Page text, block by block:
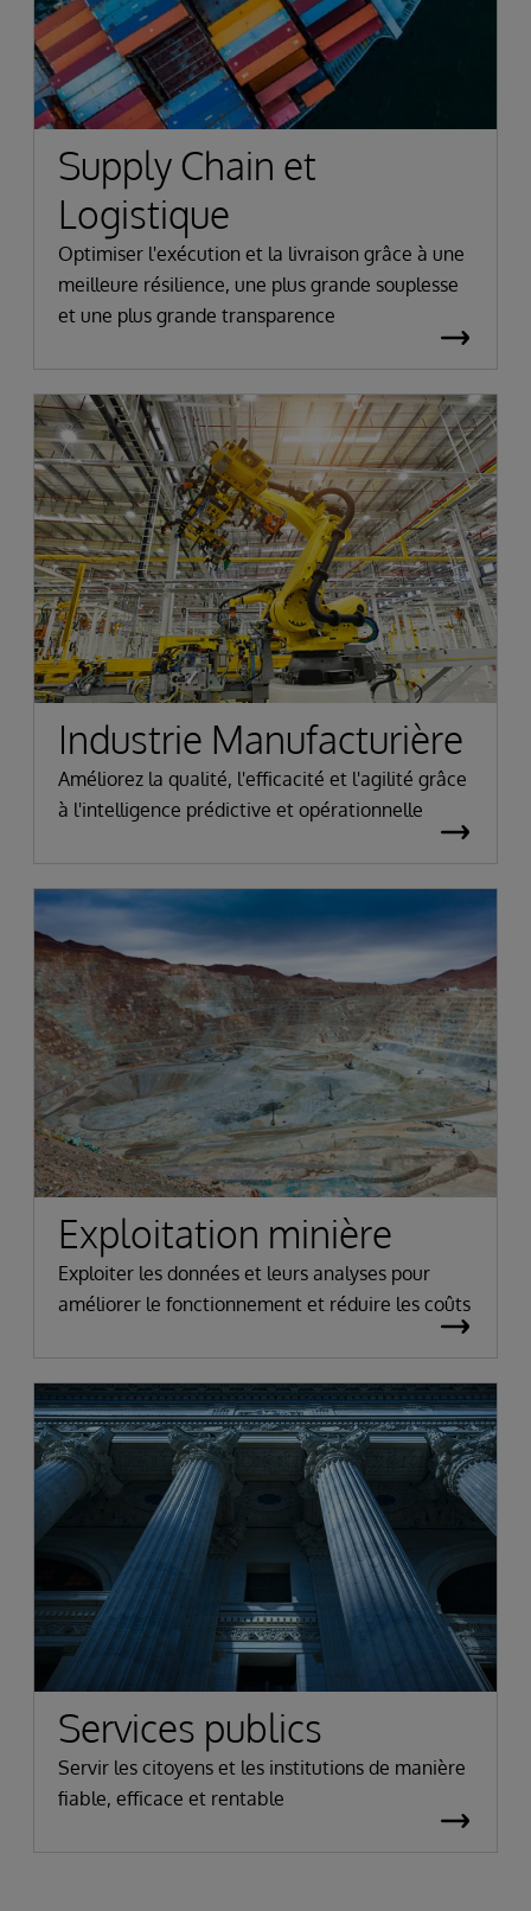
Supply Chain et
Logistique
Optimiser l'exécution et la livraison grâce à une
meilleure résilience, une plus grande souplesse
et une plus grande transparence
Industrie Manufacturière
Améliorez la qualité, l'efficacité et l'agilité grâce
à l'intelligence prédictive et opérationnelle
Exploitation minière
Exploiter les données et leurs analyses pour
améliorer le fonctionnement et réduire les coûts
Services publics
Servir les citoyens et les institutions de manière
fiable, efficace et rentable